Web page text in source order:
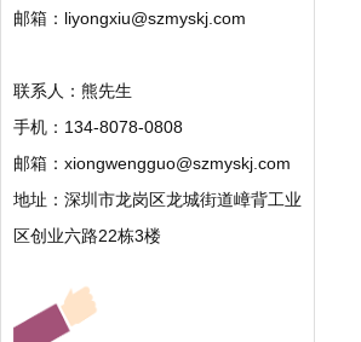
邮箱： liyongxiu@szmyskj.com
联系人：熊先生
手机：134-8078-0808
邮箱： xiongwengguo@szmyskj.com
地址：深圳市龙岗区龙城街道嶂背工业
区创业六路22栋3楼